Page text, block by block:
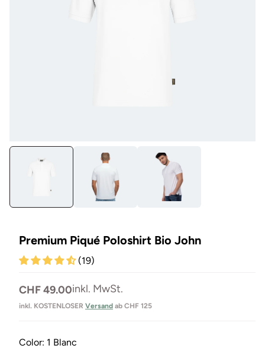
Medien
Premium Piqué Poloshirt Bio John
(19)
Normaler
Preis
CHF 49.00inkl. MwSt.
inkl. KOSTENLOSER Versand ab CHF 125
Color: 1 Blanc